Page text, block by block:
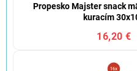
Propesko Majster snack
kuracím
16,20 €